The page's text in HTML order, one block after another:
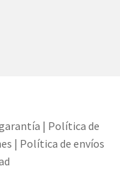
| Política de
| Política de envíos